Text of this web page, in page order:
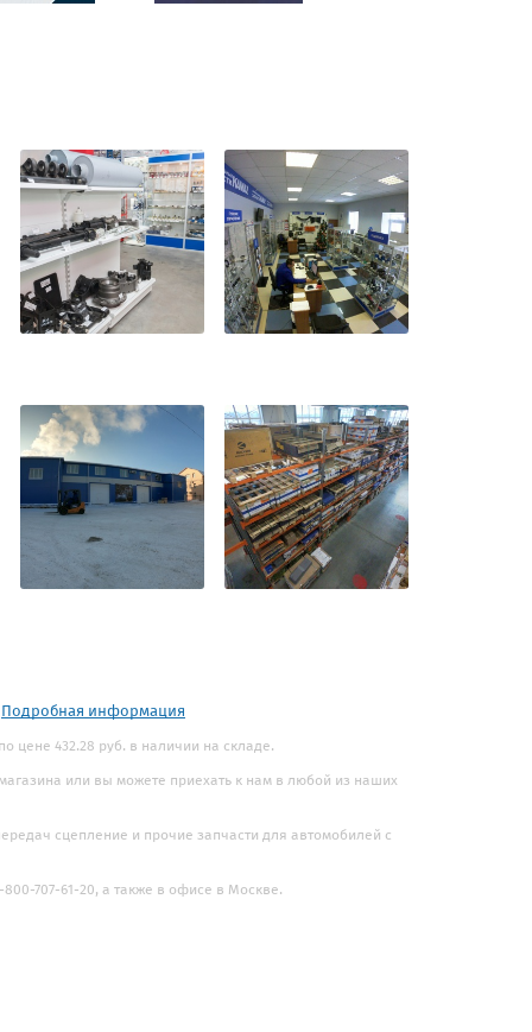
Подробная информация
цене 432.28 руб. в наличии на складе.
или вы можете приехать к нам в любой из наших
сцепление и прочие запчасти для автомобилей с
707-61-20, а также в офисе в Москве.